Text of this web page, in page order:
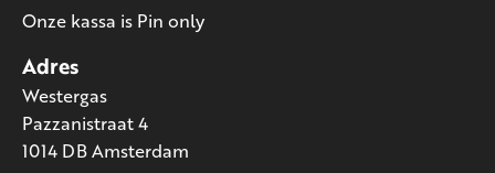
Adres
Westergas
Pazzanistraat 4
1014 DB Amsterdam
Onze kassa is Pin only